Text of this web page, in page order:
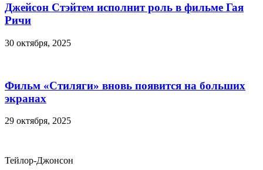
Джейсон Стэйтем исполнит роль в фильме Гая
Ричи
30 октября, 2025
Фильм «Стиляги» вновь появится на больших
экранах
29 октября, 2025
Тейлор-Джонсон